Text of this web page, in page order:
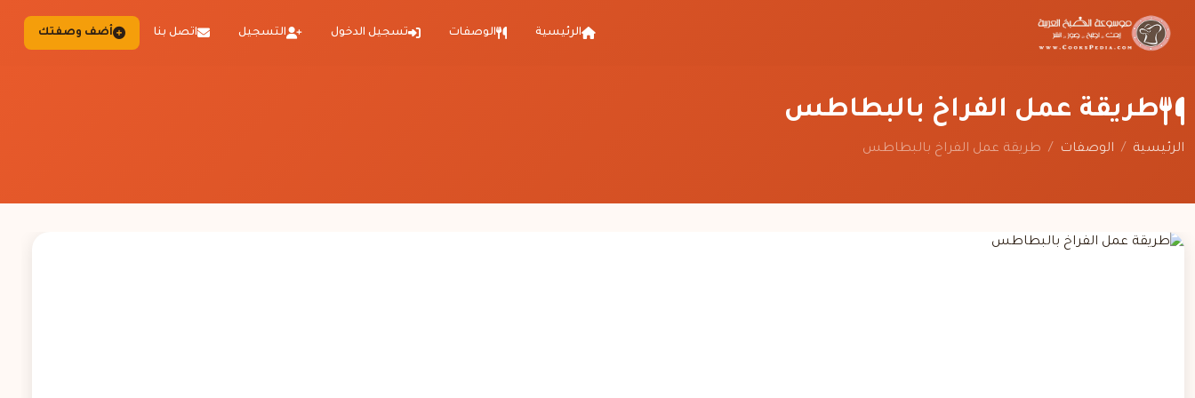
الرئيسية الوصفات تسجيل الدخول التسجيل اتصل بنا أضف وصفتك
طريقة عمل الفراخ بالبطاطس
الرئيسية / الوصفات / طريقة عمل الفراخ بالبطاطس